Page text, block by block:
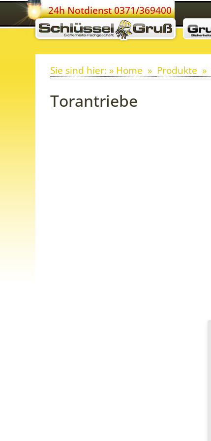
24h Notdienst 0371/369400
Sie sind hier: » Home Produkte
Torantriebe